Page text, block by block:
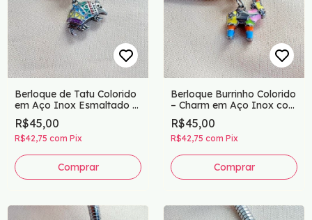
Berloque de Tatu Colorido
em Aço Inox Esmaltado –
Charm para Pulseiras
R$45,00
R$42,75 com Pix
Comprar
Berloque Burrinho Colorido
– Charm em Aço Inox com
Resina Esmaltada
R$45,00
R$42,75 com Pix
Comprar